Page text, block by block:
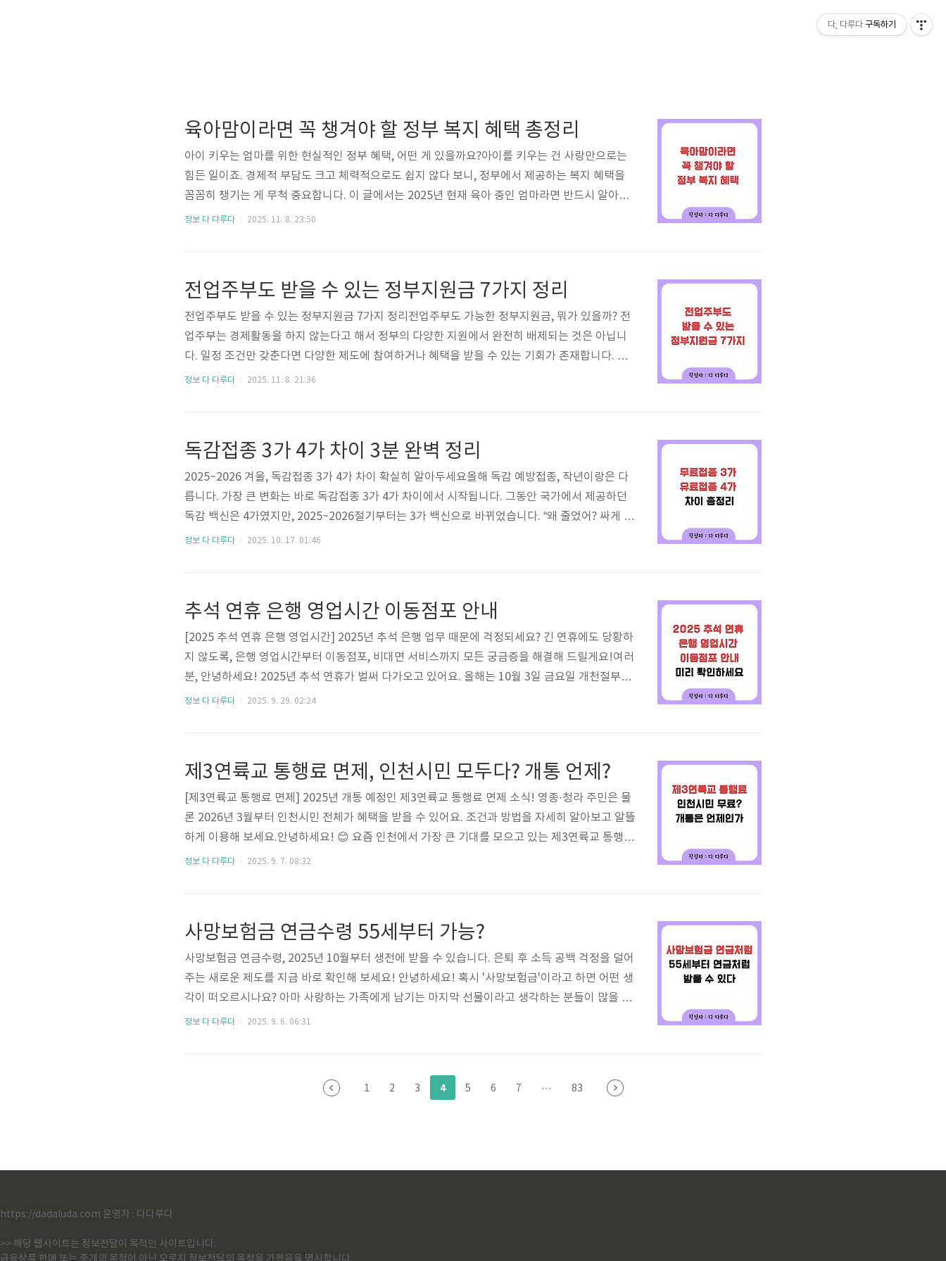
육아맘이라면 꼭 챙겨야 할 정부 복지 혜택 총정리
아이 키우는 엄마를 위한 현실적인 정부 혜택, 어떤 게 있을까요?아이를 키우는 건 사랑만으로는
힘든 일이죠. 경제적 부담도 크고 체력적으로도 쉽지 않다 보니, 정부에서 제공하는 복지 혜택을
꼼꼼히 챙기는 게 무척 중요합니다. 이 글에서는 2025년 현재 육아 중인 엄마라면 반드시 알아야
할 정부 복지 혜택들을 정리해드릴게요. 서울과 인천을 포함한 전국 공통 기준으로 소개하니 꼭 확
과 아기 돌봄을 도와줍니다.지원 대상은 전국 모..
정보 다 다루다 2025. 11. 8. 23:50
전업주부도 받을 수 있는 정부지원금 7가지 정리
전업주부도 받을 수 있는 정부지원금 7가지 정리전업주부도 가능한 정부지원금, 뭐가 있을까? 전
업주부는 경제활동을 하지 않는다고 해서 정부의 다양한 지원에서 완전히 배제되는 것은 아닙니
다. 일정 조건만 갖춘다면 다양한 제도에 참여하거나 혜택을 받을 수 있는 기회가 존재합니다. 특
히 가정경제를 책임지고 있는 분들에게는 이런 지원금이 실질적인 도움이 될 수 있습니다. 이 글에
다양한 상황에 따라 맞춤형 지원을 받을 수..
정보 다 다루다 2025. 11. 8. 21:36
독감접종 3가 4가 차이 3분 완벽 정리
2025~2026 겨울, 독감접종 3가 4가 차이 확실히 알아두세요올해 독감 예방접종, 작년이랑은 다
릅니다. 가장 큰 변화는 바로 독감접종 3가 4가 차이에서 시작됩니다. 그동안 국가에서 제공하던
독감 백신은 4가였지만, 2025~2026절기부터는 3가 백신으로 바뀌었습니다. “왜 줄었어? 싸게 하
려고?”라고 생각할 수 있지만, 이 변화는 WHO의 권고에 따른 것으로, 과학적이고 충분한 근거를
하나 더 추가..
정보 다 다루다 2025. 10. 17. 01:46
추석 연휴 은행 영업시간 이동점포 안내
[2025 추석 연휴 은행 영업시간] 2025년 추석 은행 업무 때문에 걱정되세요? 긴 연휴에도 당황하
지 않도록, 은행 영업시간부터 이동점포, 비대면 서비스까지 모든 궁금증을 해결해 드릴게요!여러
분, 안녕하세요! 2025년 추석 연휴가 벌써 다가오고 있어요. 올해는 10월 3일 금요일 개천절부터
9일 목요일 한글날까지, 무려 7일간이나 이어지는 황금 연휴랍니다! 이렇게 긴 연휴를 앞두고 혹
년 추석 연휴는 1..
정보 다 다루다 2025. 9. 29. 02:24
제3연륙교 통행료 면제, 인천시민 모두다? 개통 언제?
[제3연륙교 통행료 면제] 2025년 개통 예정인 제3연륙교 통행료 면제 소식! 영종·청라 주민은 물
론 2026년 3월부터 인천시민 전체가 혜택을 받을 수 있어요. 조건과 방법을 자세히 알아보고 알뜰
하게 이용해 보세요.안녕하세요! 😊 요즘 인천에서 가장 큰 기대를 모으고 있는 제3연륙교 통행료
면제 소식, 혹시 들으셨나요? 저도 이 소식을 듣고 깜짝 놀랐답니다!인천 영종도와 청라국제도시
인천 영종도와 청라국제도시..
정보 다 다루다 2025. 9. 7. 08:32
사망보험금 연금수령 55세부터 가능?
사망보험금 연금수령, 2025년 10월부터 생전에 받을 수 있습니다. 은퇴 후 소득 공백 걱정을 덜어
주는 새로운 제도를 지금 바로 확인해 보세요! 안녕하세요! 혹시 '사망보험금'이라고 하면 어떤 생
각이 떠오르시나요? 아마 사랑하는 가족에게 남기는 마지막 선물이라고 생각하는 분들이 많을 것
입니다. 저도 그렇게만 알고 있었습니다.하지만 2025년 10월부터는 이 사망보험금을 이제는 본인
전에 받습니다!활기찬 노년 생활을 즐기는 한국인 노부부의 모습그동안 사망보험금은 피보험자가
사망한 후에 유족에게 일시금으로 지급..
정보 다 다루다 2025. 9. 6. 06:31
1 2 3 4 5 6 7 ··· 83
다, 다루다 구독하기
https://dadaluda.com 운영자 : 다다루다
>> 해당 웹사이트는 정보전달이 목적인 사이트입니다.